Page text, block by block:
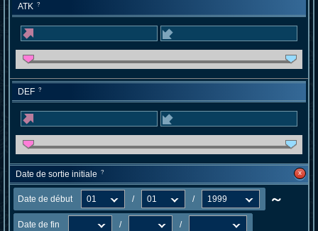
ATK ?
DEF ?
Date de sortie initiale ? x
Date de début / / ～
Date de fin / /